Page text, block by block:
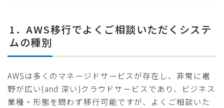
1．AWS移行でよくご相談いただくシステ
ムの種別
AWSは多くのマネージドサービスが存在し、非常に裾
野が広い(and 深い)クラウドサービスであり、ビジネス
業種・形態を問わず移行可能ですが、よくご相談いた